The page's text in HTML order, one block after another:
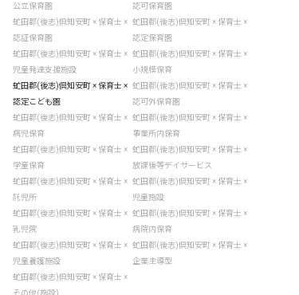
公立保育園
認可保育園
虻田郡(後志)倶知安町 × 保育士 ×
認証保育園
虻田郡(後志)倶知安町 × 保育士 ×
認定保育園
虻田郡(後志)倶知安町 × 保育士 ×
児童発達支援施設
虻田郡(後志)倶知安町 × 保育士 ×
小規模保育
虻田郡(後志)倶知安町 × 保育士 ×
認定こども園
虻田郡(後志)倶知安町 × 保育士 ×
認可外保育園
虻田郡(後志)倶知安町 × 保育士 ×
病児保育
虻田郡(後志)倶知安町 × 保育士 ×
事業所内保育
虻田郡(後志)倶知安町 × 保育士 ×
学童保育
虻田郡(後志)倶知安町 × 保育士 ×
放課後等デイサービス
虻田郡(後志)倶知安町 × 保育士 ×
託児所
虻田郡(後志)倶知安町 × 保育士 ×
児童施設
虻田郡(後志)倶知安町 × 保育士 ×
乳児院
虻田郡(後志)倶知安町 × 保育士 ×
病院内保育
虻田郡(後志)倶知安町 × 保育士 ×
児童養護施設
虻田郡(後志)倶知安町 × 保育士 ×
企業主導型
虻田郡(後志)倶知安町 × 保育士 ×
その他(施設)